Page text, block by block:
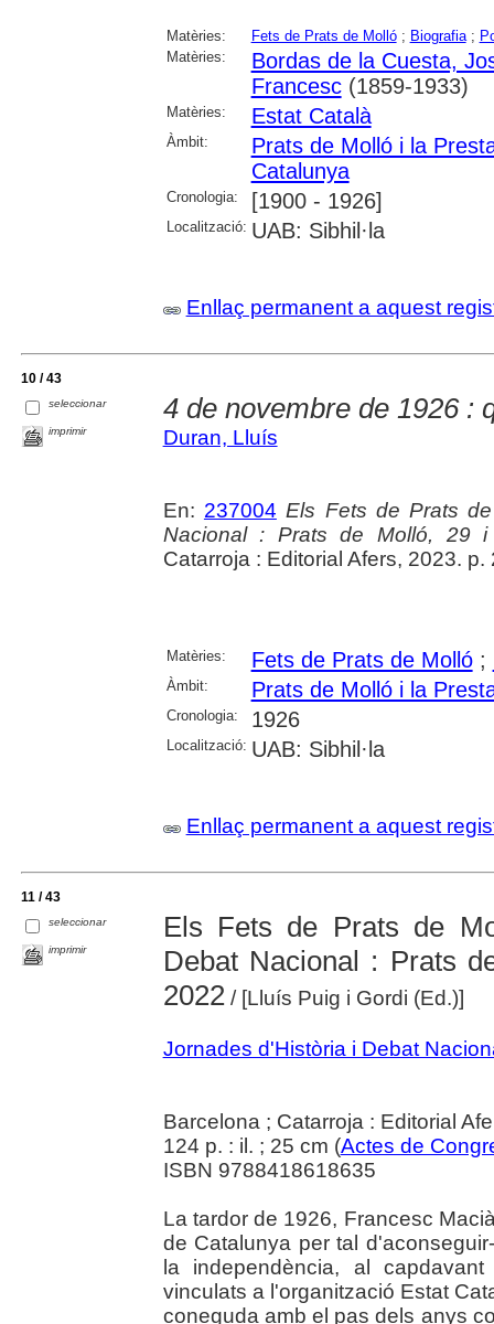
Matèries: Fets de Prats de Molló; Biografia;
Matèries:
Bordas de la Cuesta,
Francesc(1859-1933)
Matèries: Estat Català
Àmbit:
Prats de Molló i la
Catalunya
Cronologia: [1900 - 1926]
Localització: UAB: Sibhil·la
Enllaç permanent a aquest
10 / 43
seleccionar
imprimir
4 de novembre de 1926 :
Duran, Lluís
En: 237004 Els Fets de Prats
Nacional : Prats de Molló, 29
Catarroja : Editorial Afers, 2023. p.
Matèries: Fets de Prats de Molló;
Àmbit: Prats de Molló i la
Cronologia: 1926
Localització: UAB: Sibhil·la
Enllaç permanent a aquest
11 / 43
seleccionar
imprimir
Els Fets de Prats de
Debat Nacional : Prats
2022/ [Lluís Puig i Gordi (Ed.)]
Jornades d'Història i Debat
Barcelona ; Catarroja : Editorial
124 p. : il. ; 25 cm (Actes de
ISBN 9788418618635
La tardor de 1926, Francesc
de Catalunya per tal
la independència, al
vinculats a l'organització Estat
coneguda amb el pas dels anys